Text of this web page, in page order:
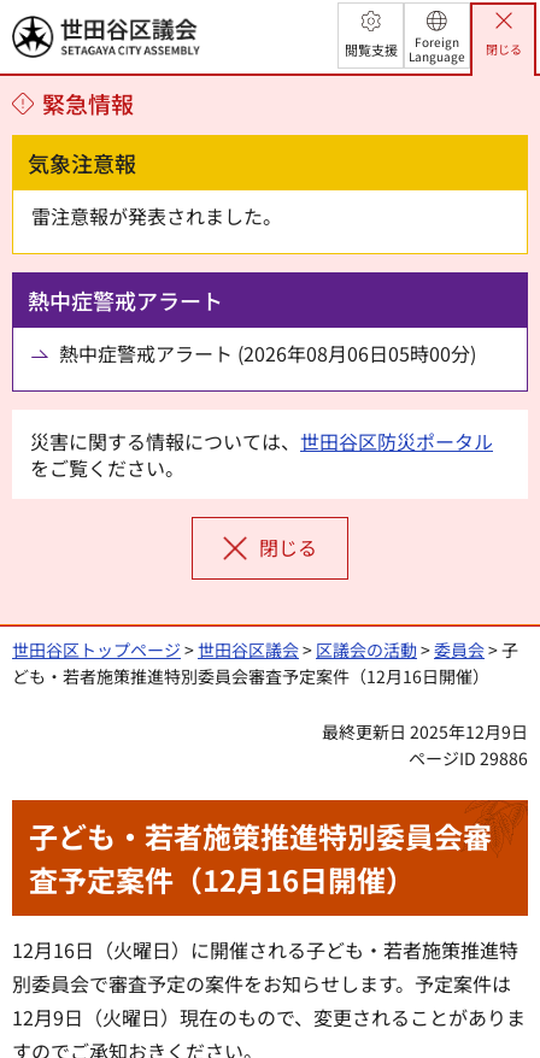
世田谷区議会
閲覧支援
Foreign
Language
閉じる
緊急情報
気象注意報
雷注意報が発表されました。
熱中症警戒アラート
熱中症警戒アラート (2026年08月06日05時00分)
災害に関する情報については、 世田谷区防災ポータル
をご覧ください。
閉じる
世田谷区トップページ >世田谷区議会> 区議会の活動>委員会> 子
ども・若者施策推進特別委員会審査予定案件（12月16日開催）
最終更新日 2025年12月9日
ページID 29886
子ども・若者施策推進特別委員会審
査予定案件（12月16日開催）
12月16日（火曜日）に開催される子ども・若者施策推進特
別委員会で審査予定の案件をお知らせします。予定案件は
12月9日（火曜日）現在のもので、変更されることがありま
すのでご承知おきください。